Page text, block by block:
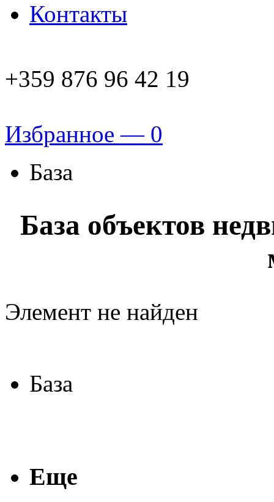
Контакты
+359 876 96 42 19
Избранное — 0
База
База объектов
Элемент не найден
База
Еще